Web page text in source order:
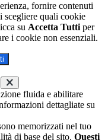
fornire contenuti
scegliere quali cookie
su Accetta Tutti per
i cookie non essenziali.
fluida e abilitare
dettagliate su
memorizzati nel tuo
di base del sito. Questi